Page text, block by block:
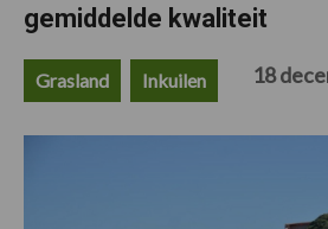
gemiddelde kwaliteit
Grasland Inkuilen 18